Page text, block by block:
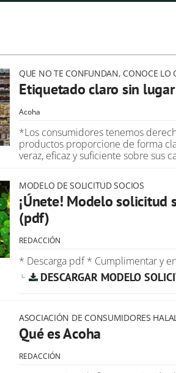
QUE NO TE CONFUNDAN, CONOCE LO
Etiquetado claro sin
Acoha
*Los consumidores tenemos
productos proporcione de forma
veraz, eficaz y suficiente sobre sus
MODELO DE SOLICITUD SOCIOS
¡Únete! Modelo solicitud
(pdf)
REDACCIÓN
* Descarga pdf * Cumplimentar y
DESCARGAR MODELO
ASOCIACIÓN DE CONSUMIDORES
Qué es Acoha
REDACCIÓN